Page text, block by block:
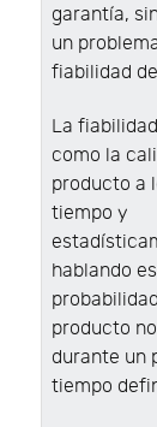
garantía,
un
fiabilidad
La
como la
producto a
tiempo y
hablando
producto
durante un
tiempo